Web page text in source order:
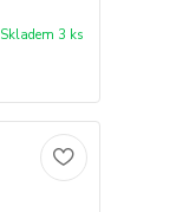
Skladem 3 ks